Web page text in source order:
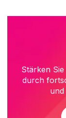
Stärken
durch